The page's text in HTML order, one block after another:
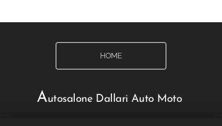
HOME
Autosalone Dallari Auto Moto